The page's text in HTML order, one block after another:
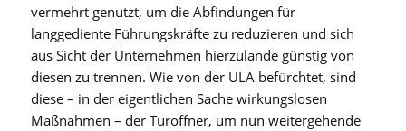
vermehrt genutzt, um die Abfindungen für
langgediente Führungskräfte zu reduzieren und sich
aus Sicht der Unternehmen hierzulande günstig von
diesen zu trennen. Wie von der ULA befürchtet, sind
diese – in der eigentlichen Sache wirkungslosen
Maßnahmen – der Türöffner, um nun weitergehende